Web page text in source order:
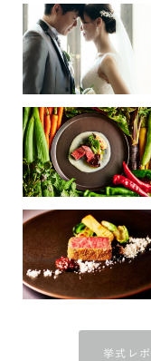
挙式レ